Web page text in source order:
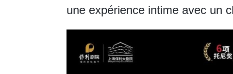
une expérience intime avec un